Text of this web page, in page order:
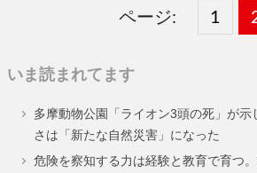
ページ:
固
ー
ジ
1 ,
いま読まれてます
多摩動物公園「ライオン3頭の死」が
さは「新たな自然災害」になった
危険を察知する力は経験と教育で育つ